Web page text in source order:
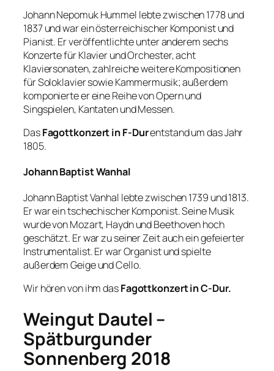
Johann Nepomuk Hummel lebte zwischen 1778 und
1837 und war ein österreichischer Komponist und
Pianist. Er veröffentlichte unter anderem sechs
Konzerte für Klavier und Orchester, acht
Klaviersonaten, zahlreiche weitere Kompositionen
für Soloklavier sowie Kammermusik; außerdem
komponierte er eine Reihe von Opern und
Singspielen, Kantaten und Messen.
DasFagottkonzert in F-Durentstand um das Jahr
1805.
Johann Baptist Wanhal
Johann Baptist Vanhal lebte zwischen 1739 und 1813.
Er war ein tschechischer Komponist. Seine Musik
wurde von Mozart, Haydn und Beethoven hoch
geschätzt. Er war zu seiner Zeit auch ein gefeierter
Instrumentalist. Er war Organist und spielte
außerdem Geige und Cello.
Wir hören von ihm dasFagottkonzert in C-Dur.
Weingut Dautel –
Spätburgunder
Sonnenberg 2018